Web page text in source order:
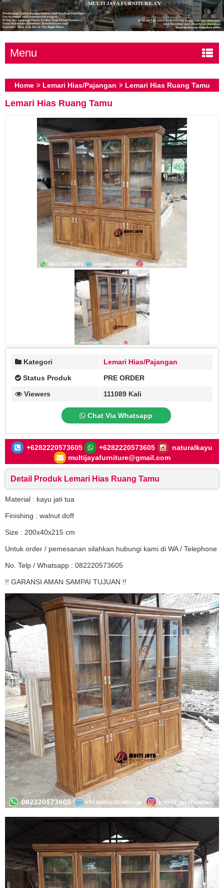
Menu
Home Lemari Hias/Pajangan Lemari Hias Ruang Tamu
Lemari Hias Ruang Tamu
Kategori
Lemari Hias/Pajangan
Status Produk
PRE ORDER
Viewers
111089 Kali
Chat Via Whatsapp
+6282220573605 +6282220573605
naturalkayu
multijayafurniture@gmail.com
Detail Produk Lemari Hias Ruang Tamu
Material : kayu jati tua
Finishing : walnut doff
Size : 200x40x215 cm
Untuk order / pemesanan silahkan hubungi kami di WA / Telephone
No. Telp / Whatsapp : 082220573605
!! GARANSI AMAN SAMPAI TUJUAN !!